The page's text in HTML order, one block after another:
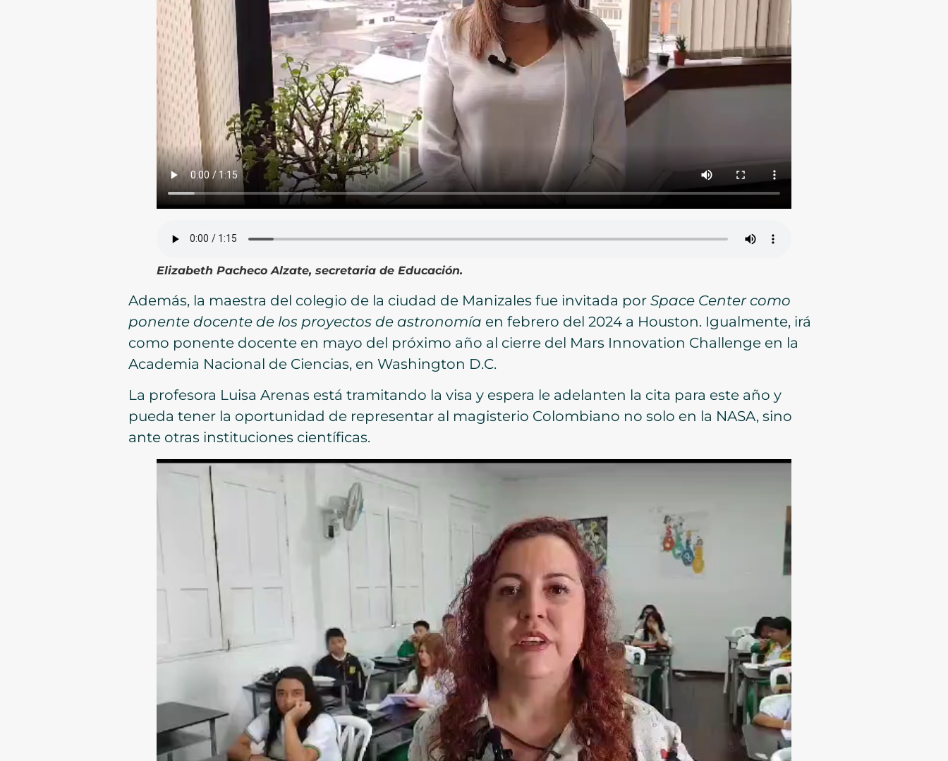
Elizabeth Pacheco Alzate, secretaria de Educación.
Además, la maestra del colegio de la ciudad de Manizales fue invitada por Space Center como
ponente docente de los proyectos de astronomía en febrero del 2024 a Houston. Igualmente, irá
como ponente docente en mayo del próximo año al cierre del Mars Innovation Challenge en la
Academia Nacional de Ciencias, en Washington D.C.
La profesora Luisa Arenas está tramitando la visa y espera le adelanten la cita para este año y
pueda tener la oportunidad de representar al magisterio Colombiano no solo en la NASA, sino
ante otras instituciones científicas.